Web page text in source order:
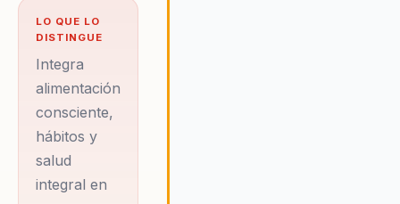
certificaciones
del prestigioso
Institute for
Integrative
Nutrition de
Nueva York y el
Institute for the
Psychology of
LO QUE LO
DISTINGUE
Integra
alimentación
consciente,
hábitos y
salud
integral en